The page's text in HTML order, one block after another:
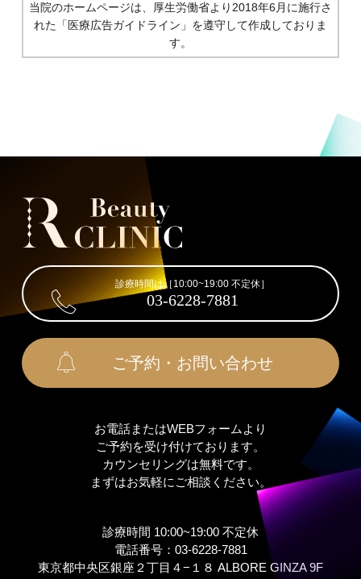
当院のホームページは、厚生労働省より2018年6月に施行さ
れた 「医療広告ガイドライン」を遵守して作成しておりま
す。
診療時間は［10:00~19:00 不定休］
03-6228-7881
ご予約・お問い合わせ
お電話またはWEBフォームより
ご予約を受け付けております。
カウンセリングは無料です。
まずはお気軽にご相談ください。
診療時間 10:00~19:00 不定休
電話番号：03-6228-7881
東京都中央区銀座２丁⽬４−１８ ALBORE GINZA 9F